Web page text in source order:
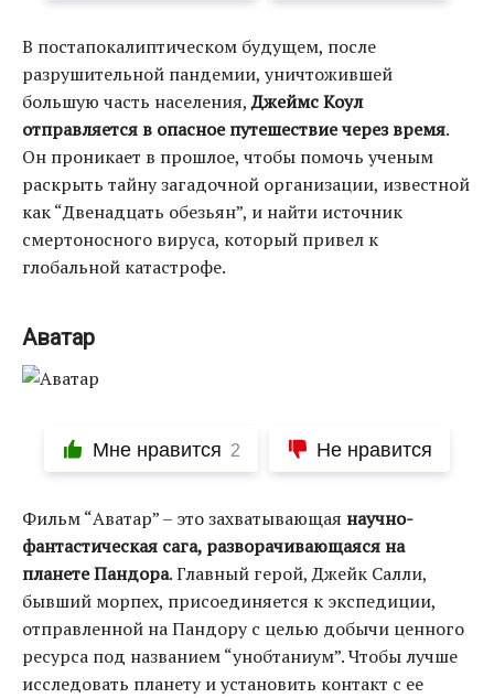
В постапокалиптическом будущем, после
разрушительной пандемии, уничтожившей
большую часть населения,Джеймс Коул
отправляется в опасное путешествие через время.
Он проникает в прошлое, чтобы помочь ученым
раскрыть тайну загадочной организации, известной
как “Двенадцать обезьян”, и найти источник
смертоносного вируса, который привел к
глобальной катастрофе.
Аватар
Мне нравится 2 Не нравится
Фильм “Аватар” – это захватывающая научно-
фантастическая сага, разворачивающаяся на
планете Пандора. Главный герой, Джейк Салли,
бывший морпех, присоединяется к экспедиции,
отправленной на Пандору с целью добычи ценного
ресурса под названием “унобтаниум”. Чтобы лучше
исследовать планету и установить контакт с ее